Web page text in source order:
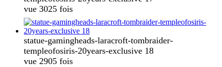
vue 3025 fois
statue-gamingheads-laracroft-tombraider-
templeofosiris-20years-exclusive 18
vue 2905 fois